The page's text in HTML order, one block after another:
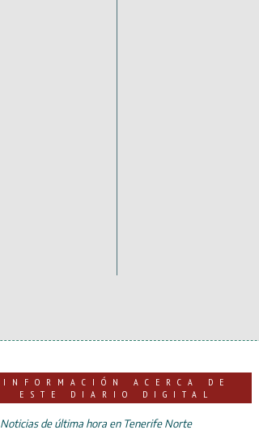
INFORMACIÓN ACERCA DE
ESTE DIARIO DIGITAL
Noticias de última hora en Tenerife Norte